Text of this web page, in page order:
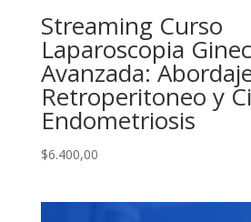
Streaming Curso
Laparoscopia
Avanzada:
Retroperitoneo y
Endometriosis
$6.400,00